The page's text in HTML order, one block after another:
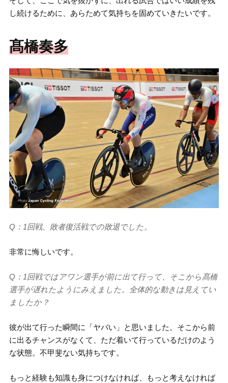
し続けるために、あらためて気持ちを固めていきたいです。
髙橋奏多
Q：1回戦、敗者復活戦での敗退でした。
非常に悔しいです。
Q：1回戦ではアワン選手が前に出て行って、そこから髙橋
選手が遅れたようにみえました。全体的な動きは見えてい
ましたか？
彼が出て行った瞬間に「ヤバい」と思いました。そこから前
に出るチャンスがなくて、ただ着いて行っているだけのよう
な状態。不甲斐ない気持ちです。
もっと経験も知識も身につけなければ、もっと考えなければ